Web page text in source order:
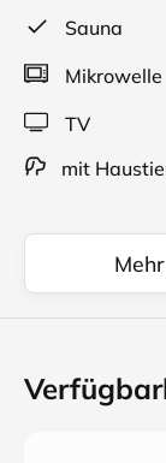
das Zugertal.
Die günstige
praktischen
Winterurlaub.
Die
Authentizität
und die Natur
Sauna
Mikrowelle
TV
mit